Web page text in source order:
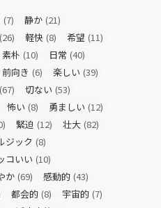
(7) 静か (21)
(26) 軽快 (8) 希望 (11)
素朴 (10) 日常 (40)
前向き (6) 楽しい (39)
(67) 切ない (53)
怖い (8) 勇ましい (12)
緊迫 (12) 壮大 (82)
ジック (8)
コいい (10)
か (69) 感動的 (43)
都会的 (8) 宇宙的 (7)